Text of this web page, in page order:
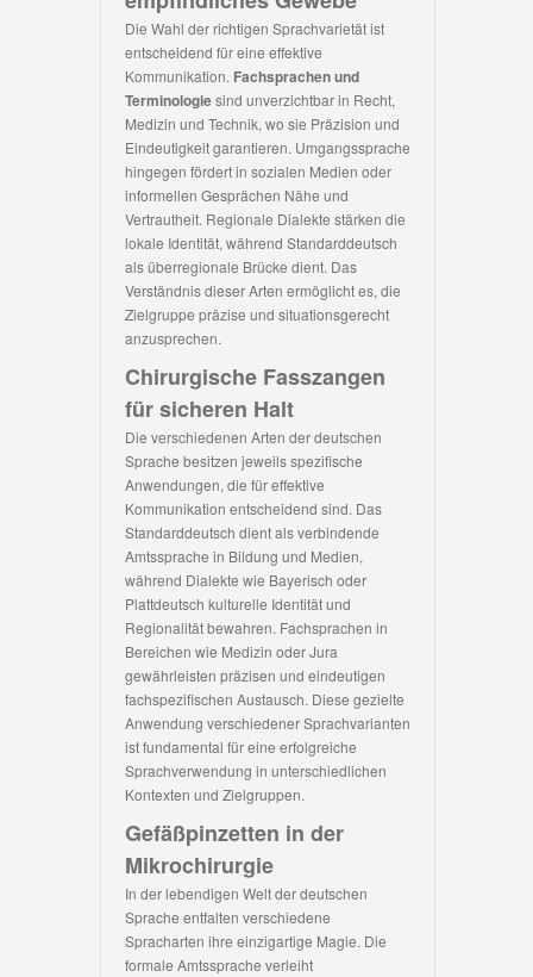
Die Wahl der richtigen Sprachvarietät ist
entscheidend für eine effektive
Kommunikation. Fachsprachen und
Terminologiesind unverzichtbar in Recht,
Medizin und Technik, wo sie Präzision und
Eindeutigkeit garantieren. Umgangssprache
hingegen fördert in sozialen Medien oder
informellen Gesprächen Nähe und
Vertrautheit. Regionale Dialekte stärken die
lokale Identität, während Standarddeutsch
als überregionale Brücke dient. Das
Verständnis dieser Arten ermöglicht es, die
Zielgruppe präzise und situationsgerecht
anzusprechen.
Chirurgische Fasszangen
für sicheren Halt
Die verschiedenen Arten der deutschen
Sprache besitzen jeweils spezifische
Anwendungen, die für effektive
Kommunikation entscheidend sind. Das
Standarddeutsch dient als verbindende
Amtssprache in Bildung und Medien,
während Dialekte wie Bayerisch oder
Plattdeutsch kulturelle Identität und
Regionalität bewahren. Fachsprachen in
Bereichen wie Medizin oder Jura
gewährleisten präzisen und eindeutigen
fachspezifischen Austausch. Diese gezielte
Anwendung verschiedener Sprachvarianten
ist fundamental für eine erfolgreiche
Sprachverwendung in unterschiedlichen
Kontexten und Zielgruppen.
Gefäßpinzetten in der
Mikrochirurgie
In der lebendigen Welt der deutschen
Sprache entfalten verschiedene
Spracharten ihre einzigartige Magie. Die
formale Amtssprache verleiht